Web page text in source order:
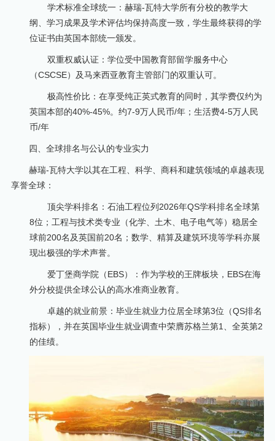
学术标准全球统一：赫瑞-瓦特大学所有分校的教学大
纲、学习成果及学术评估均保持高度一致，学生最终获得的学
位证书由英国本部统一颁发。
双重权威认证：学位受中国教育部留学服务中心
（CSCSE）及马来西亚教育主管部门的双重认可。
极高性价比：在享受纯正英式教育的同时，其学费仅约为
英国本部的40%-45%。约7-9万人民币/年；生活费4-5万人民
币/年
四、全球排名与公认的专业实力
赫瑞-瓦特大学以其在工程、科学、商科和建筑领域的卓越表现
享誉全球：
顶尖学科排名：石油工程位列2026年QS学科排名全球第
8位；工程与技术类专业（化学、土木、电子电气等）稳居全
球前200名及英国前20名；数学、精算及建筑环境等学科亦展
现出极强的学术声誉。
爱丁堡商学院（EBS）：作为学校的王牌板块，EBS在海
外分校提供全球公认的高水准商业教育。
卓越的就业前景：毕业生就业力位居全球第3位（QS排名
指标），并在英国毕业生就业调查中荣膺苏格兰第1、全英第2
的佳绩。